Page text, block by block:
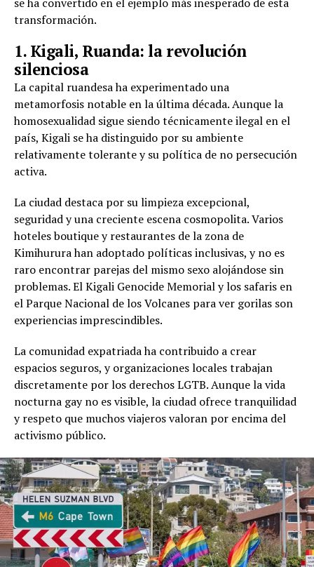
transformación.
1. Kigali, Ruanda: la revolución
silenciosa
La capital ruandesa ha experimentado una
metamorfosis notable en la última década. Aunque la
homosexualidad sigue siendo técnicamente ilegal en el
país, Kigali se ha distinguido por su ambiente
relativamente tolerante y su política de no persecución
activa.
La ciudad destaca por su limpieza excepcional,
seguridad y una creciente escena cosmopolita. Varios
hoteles boutique y restaurantes de la zona de
Kimihurura han adoptado políticas inclusivas, y no es
raro encontrar parejas del mismo sexo alojándose sin
problemas. El Kigali Genocide Memorial y los safaris en
el Parque Nacional de los Volcanes para ver gorilas son
experiencias imprescindibles.
La comunidad expatriada ha contribuido a crear
espacios seguros, y organizaciones locales trabajan
discretamente por los derechos LGTB. Aunque la vida
nocturna gay no es visible, la ciudad ofrece tranquilidad
y respeto que muchos viajeros valoran por encima del
activismo público.